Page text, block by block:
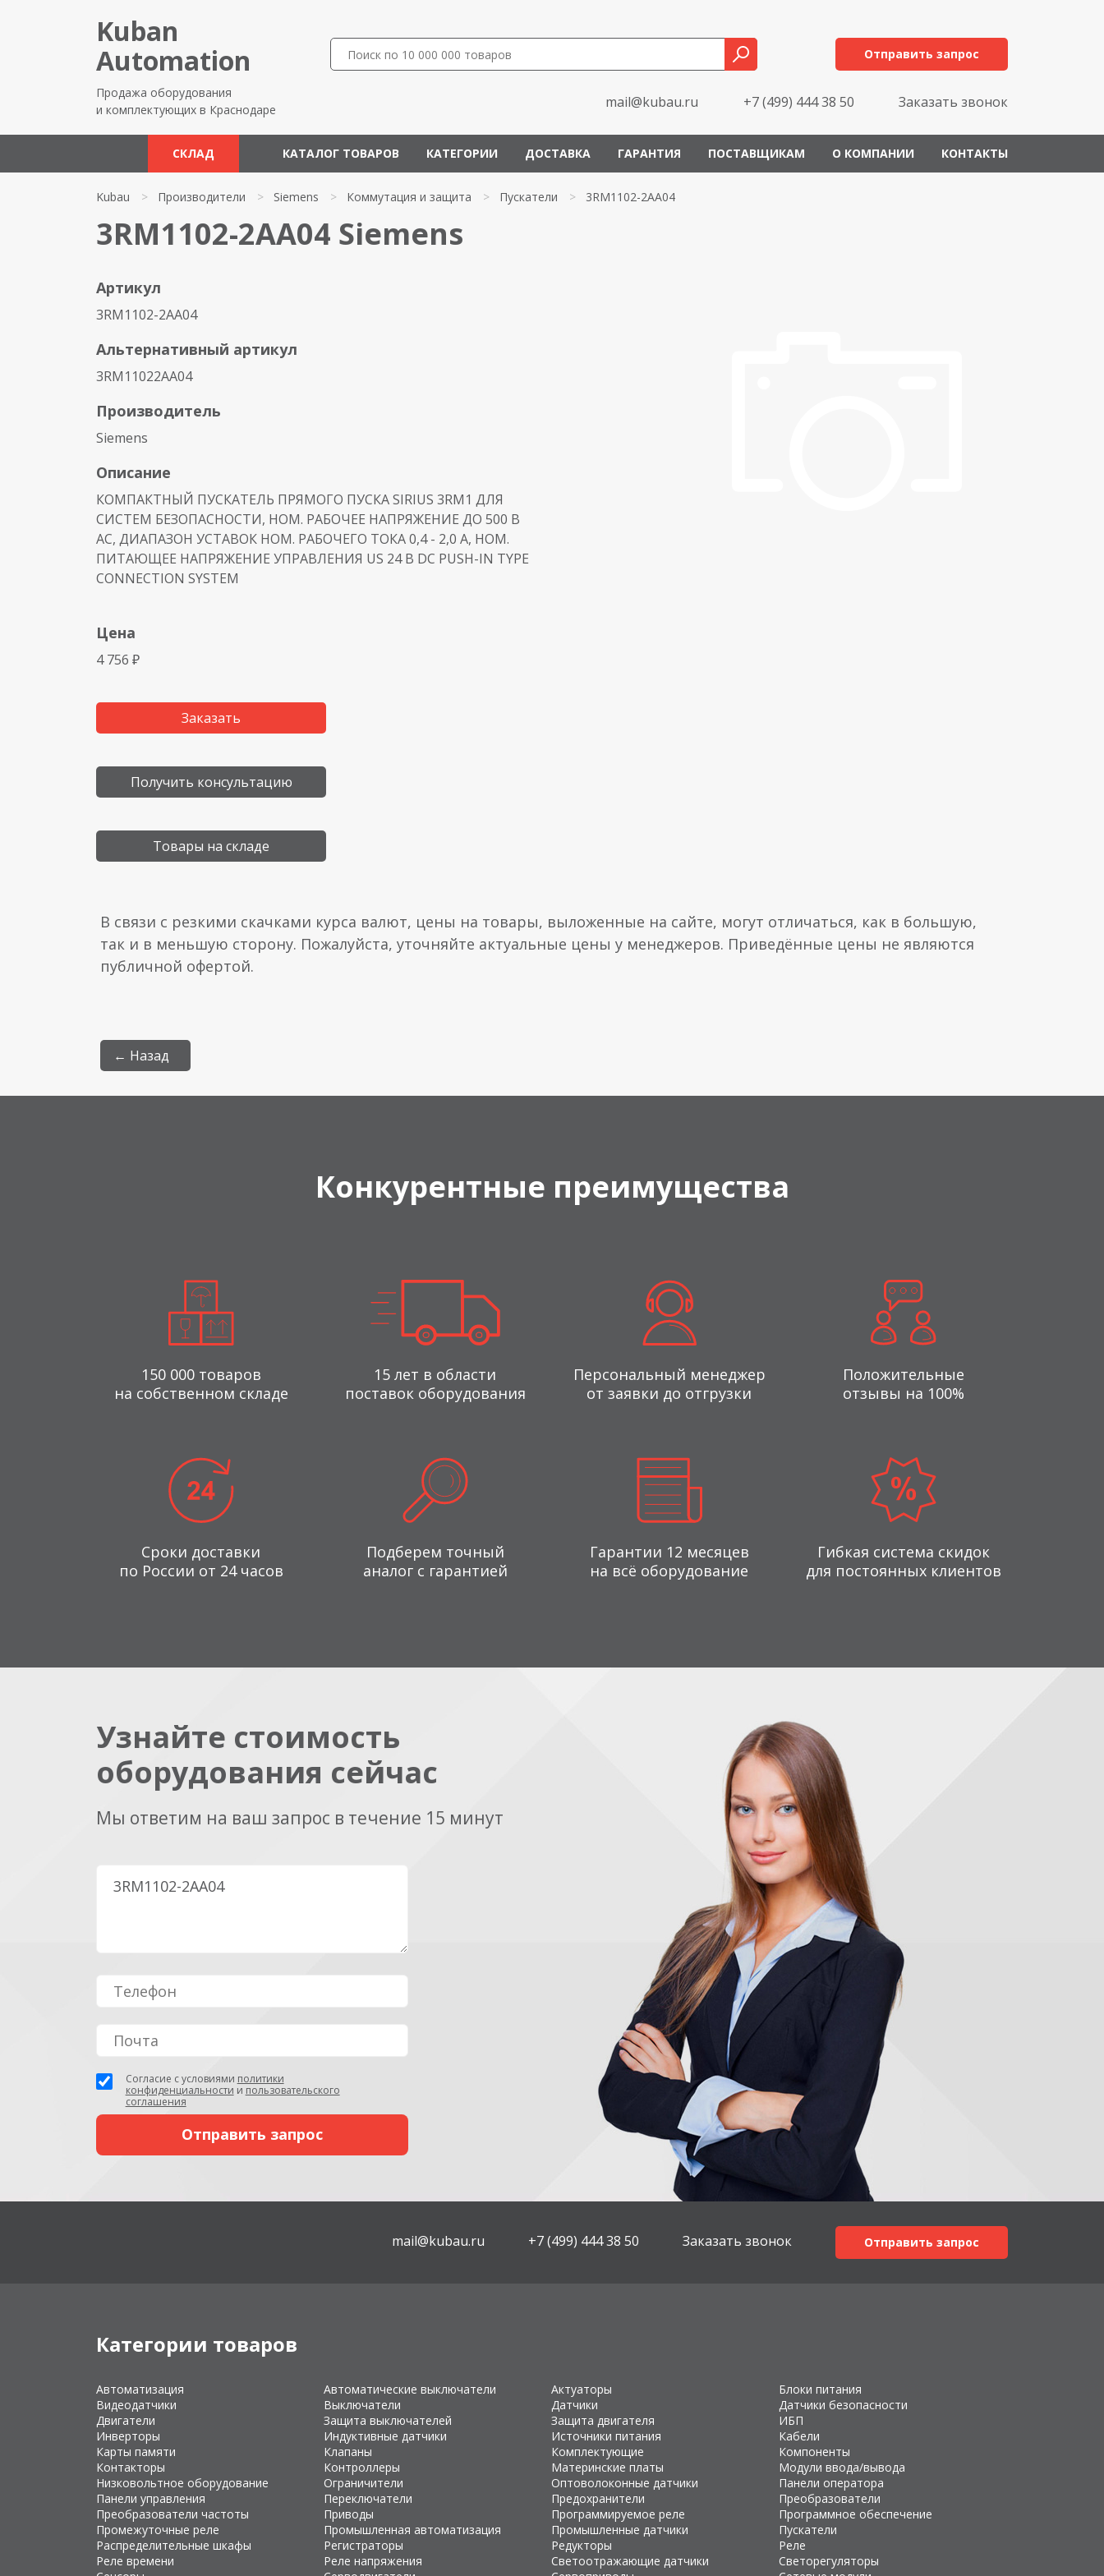
Kuban
Automation
Продажа оборудования
и комплектующих в Краснодаре
Отправить запрос
mail@kubau.ru +7 (499) 444 38 50 Заказать звонок
СКЛАД КАТАЛОГ ТОВАРОВ КАТЕГОРИИ ДОСТАВКА ГАРАНТИЯ ПОСТАВЩИКАМ О КОМПАНИИ КОНТАКТЫ
Kubau > Производители > Siemens > Коммутация и защита > Пускатели > 3RM1102-2AA04
3RM1102-2AA04 Siemens
Артикул
3RM1102-2AA04
Альтернативный артикул
3RM11022AA04
Производитель
Siemens
Описание
КОМПАКТНЫЙ ПУСКАТЕЛЬ ПРЯМОГО ПУСКА SIRIUS 3RM1 ДЛЯ
СИСТЕМ БЕЗОПАСНОСТИ, НОМ. РАБОЧЕЕ НАПРЯЖЕНИЕ ДО 500 В
АС, ДИАПАЗОН УСТАВОК НОМ. РАБОЧЕГО ТОКА 0,4 - 2,0 A, НОМ.
ПИТАЮЩЕЕ НАПРЯЖЕНИЕ УПРАВЛЕНИЯ US 24 В DC PUSH-IN TYPE
CONNECTION SYSTEM
Цена
4 756 ₽
Заказать
Получить консультацию
Товары на складе
В связи с резкими скачками курса валют, цены на товары, выложенные на сайте, могут отличаться, как в большую,
так и в меньшую сторону. Пожалуйста, уточняйте актуальные цены у менеджеров. Приведённые цены не являются
публичной офертой.
← Назад
Конкурентные преимущества
150 000 товаров
на собственном складе
15 лет в области
поставок оборудования
Персональный менеджер
от заявки до отгрузки
Положительные
отзывы на 100%
Сроки доставки
по России от 24 часов
Подберем точный
аналог с гарантией
Гарантии 12 месяцев
на всё оборудование
Гибкая система скидок
для постоянных клиентов
Узнайте стоимость
оборудования сейчас
Мы ответим на ваш запрос в течение 15 минут
Согласие с условиями политики
конфиденциальности и пользовательского
соглашения
mail@kubau.ru +7 (499) 444 38 50 Заказать звонок Отправить запрос
Категории товаров
Автоматизация Автоматические выключатели Актуаторы
Блоки питания
Видеодатчики
Выключатели Датчики
Датчики безопасности
Двигатели
Защита выключателей Защита двигателя
ИБП
Инверторы
Индуктивные датчики Источники питания
Кабели
Карты памяти
Клапаны Комплектующие
Компоненты
Контакторы
Контроллеры Материнские платы
Модули ввода/вывода
Низковольтное оборудование
Ограничители Оптоволоконные датчики
Панели оператора
Панели управления
Переключатели Предохранители
Преобразователи
Преобразователи частоты
Приводы Программируемое реле
Программное обеспечение
Промежуточные реле
Промышленная автоматизация Промышленные датчики
Пускатели
Распределительные шкафы
Регистраторы Редукторы
Реле
Реле времени
Реле напряжения Светоотражающие датчики
Светорегуляторы